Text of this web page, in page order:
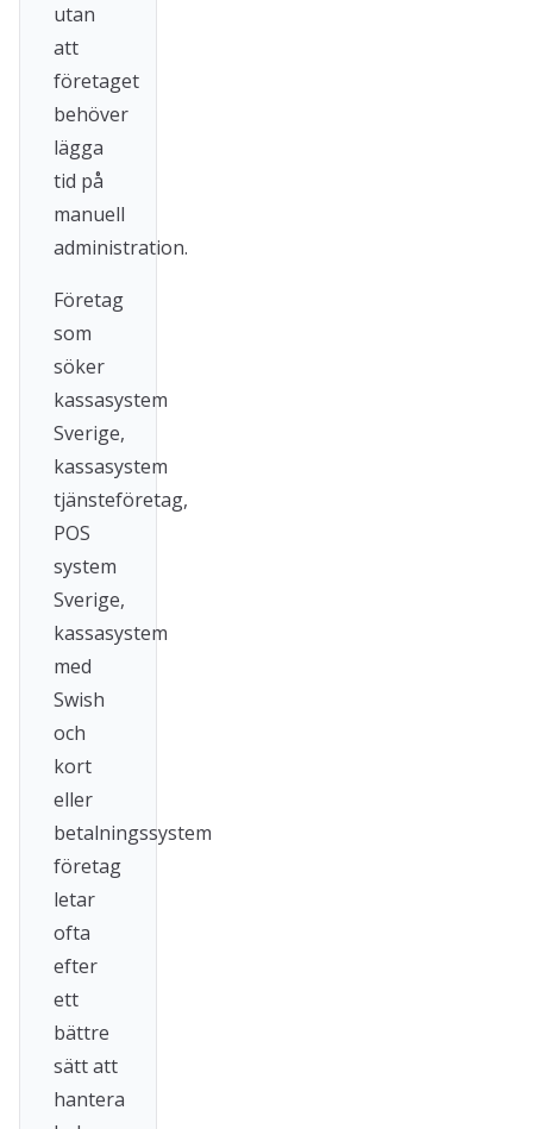
utan
att
företaget
behöver
lägga
tid på
manuell
administration.
Företag
som
söker
kassasystem
Sverige,
kassasystem
tjänsteföretag,
POS
system
Sverige,
kassasystem
med
Swish
och
kort
eller
betalningssystem
företag
letar
ofta
efter
ett
bättre
sätt att
hantera